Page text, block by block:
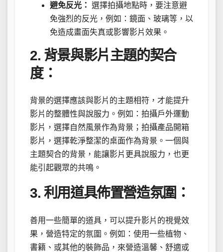
避免反光： 選擇拍攝地點時，要注意避
免強烈的反光，例如：鏡面、玻璃等，以
免造成畫面失真或影響影片效果。
2. 背景與影片主題的契合
度：
背景的選擇應該與影片的主題相符，才能提升
影片的整體性與說服力。例如：拍攝戶外運動
影片，選擇自然風景作為背景；拍攝產品開箱
影片，選擇乾淨整潔的桌面作為背景。一個與
主題契合的背景，能讓影片更具說服力，也更
能引起觀眾的共鳴。
3. 利用道具佈置營造氛圍：
善用一些簡單的道具，可以提升影片的視覺效
果，營造特定的氛圍。例如：使用一些植物、
書籍、或其他的裝飾品，來營造溫馨、舒適或